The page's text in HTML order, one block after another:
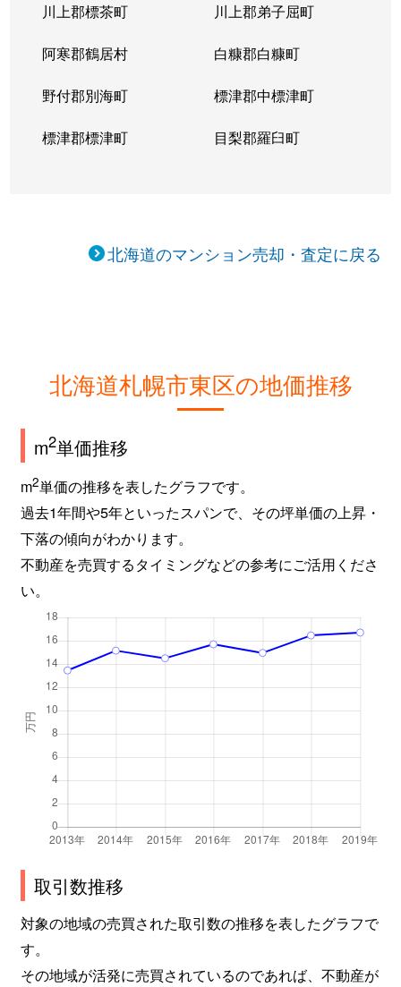
川上郡標茶町 川上郡弟子屈町
阿寒郡鶴居村 白糠郡白糠町
野付郡別海町 標津郡中標津町
標津郡標津町 目梨郡羅臼町
北海道のマンション売却・査定に戻る
北海道札幌市東区の地価推移
m2単価推移
m2単価の推移を表したグラフです。
過去1年間や5年といったスパンで、その坪単価の上昇・
下落の傾向がわかります。
不動産を売買するタイミングなどの参考にご活用くださ
い。
取引数推移
対象の地域の売買された取引数の推移を表したグラフで
す。
その地域が活発に売買されているのであれば、不動産が